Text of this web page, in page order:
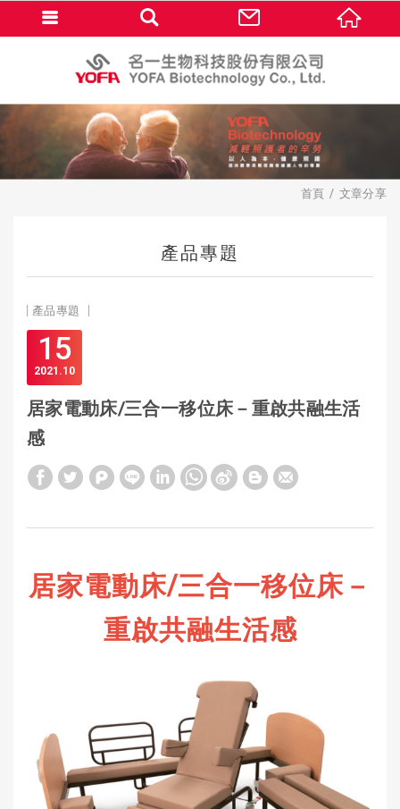
首頁 文章分享
產品專題
產品專題
15
10
2021
居家電動床/三合一移位床－重啟共融生活
感
居家電動床/三合一移位床－
重啟共融生活感